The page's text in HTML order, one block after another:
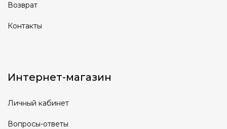
Возврат
Контакты
Интернет-магазин
Личный кабинет
Вопросы-ответы